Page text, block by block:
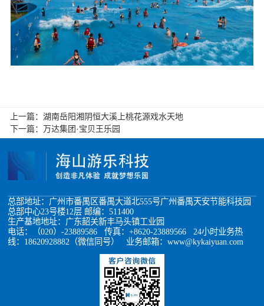
上一篇： 湖南岳阳湘阴恒大溪上桃花源戏水天地
下一篇： 万达集团·宝贝王乐园
总部地址：广州市番禺区番禺大道北555号广州番禺天安节能科技园
总部中心23号楼12层 邮编：511400
生产基地地址：广东韶关新丰马头镇工业园
电话：（020）-23889586 传真：+8620-23889566 24小时业务热
线：18620928882（微信同号） 业务邮箱：www@kykaiyuan.com